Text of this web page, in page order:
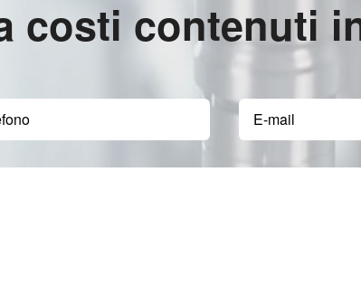
costi contenuti